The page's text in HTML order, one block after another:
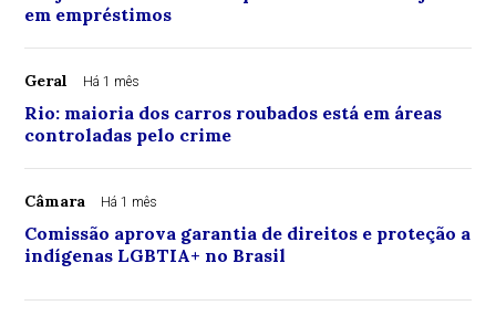
em empréstimos
Geral Há 1 mês
Rio: maioria dos carros roubados está em áreas
controladas pelo crime
Câmara Há 1 mês
Comissão aprova garantia de direitos e proteção a
indígenas LGBTIA+ no Brasil